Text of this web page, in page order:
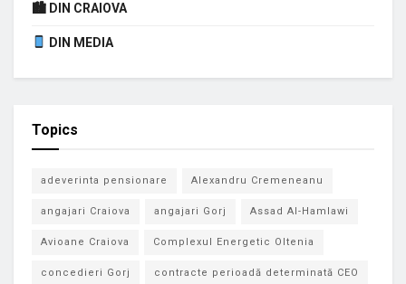
🏙 DIN CRAIOVA
DIN MEDIA
Topics
adeverinta pensionare Alexandru Cremeneanu
angajari Craiova angajari Gorj Assad Al-Hamlawi
Avioane Craiova Complexul Energetic Oltenia
concedieri Gorj contracte perioadă determinată CEO